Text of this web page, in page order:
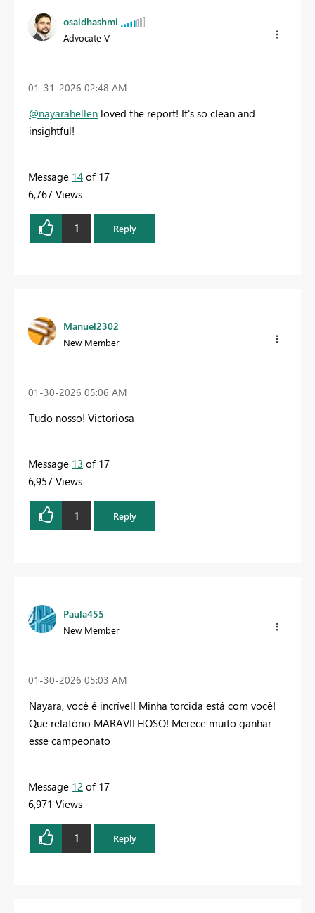
osaidhashmi
Advocate V
‎01-31-2026 02:48 AM
@nayarahellen loved the report! It's so clean and
insightful!
Message 14 of 17
6,767 Views
1 Reply
Manuel2302
New Member
‎01-30-2026 05:06 AM
Tudo nosso! Victoriosa
Message 13 of 17
6,957 Views
1 Reply
Paula455
New Member
‎01-30-2026 05:03 AM
Nayara, você é incrível! Minha torcida está com você!
Que relatório MARAVILHOSO! Merece muito ganhar
esse campeonato
Message 12 of 17
6,971 Views
1 Reply